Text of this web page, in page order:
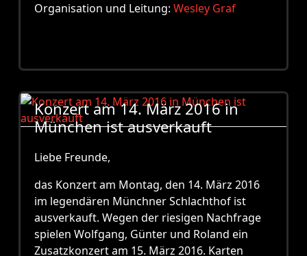
Organisation und Leitung: Wesley Graf
Konzert am 14. März 2016 in
München ist ausverkauft
Liebe Freunde,
das Konzert am Montag, den 14. März 2016
im legendären Münchner Schlachthof ist
ausverkauft. Wegen der riesigen Nachfrage
spielen Wolfgang, Günter und Roland ein
Zusatzkonzert am 15. März 2016. Karten